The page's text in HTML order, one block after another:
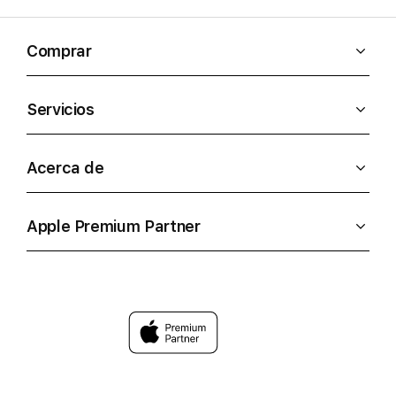
Comprar
Servicios
Acerca de
Apple Premium Partner